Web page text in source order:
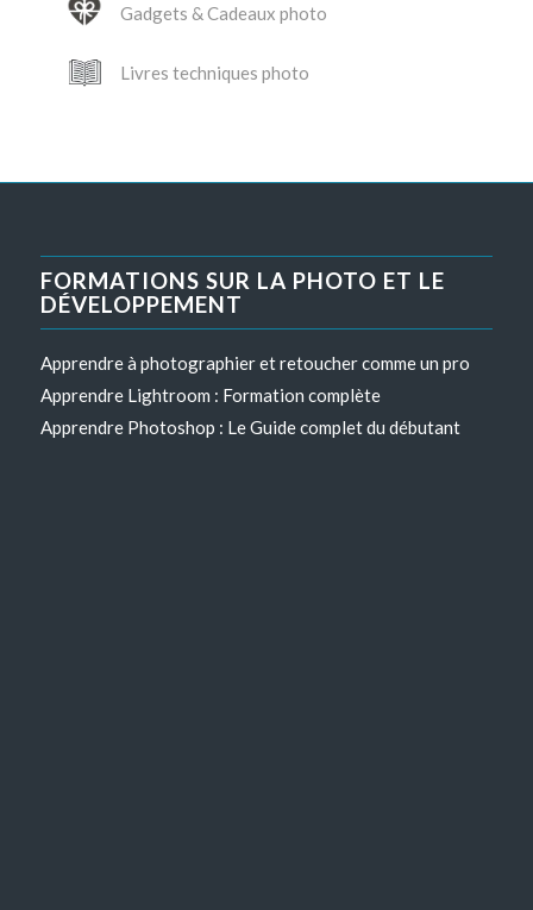
Gadgets & Cadeaux photo
Livres techniques photo
FORMATIONS SUR LA PHOTO ET LE
DÉVELOPPEMENT
Apprendre à photographier et retoucher comme un pro
Apprendre Lightroom : Formation complète
Apprendre Photoshop : Le Guide complet du débutant